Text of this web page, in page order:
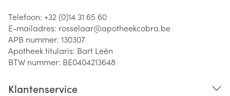
Telefoon: +32 (0)14 31 65 60
E-mailadres: rosselaar@apotheekcobra.be
APB nummer: 130307
Apotheek titularis: Bart Leën
BTW nummer: BE0404213648
Klantenservice